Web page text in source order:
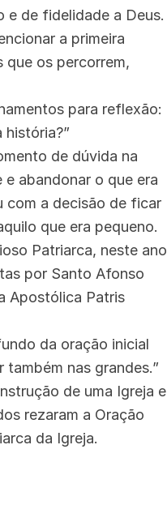
e de fidelidade a Deus.
a primeira
que os percorrem,
para reflexão:
história?”
de dúvida na
abandonar o que era
com a decisão de ficar
que era pequeno.
Patriarca, neste ano
por Santo Afonso
Apostólica Patris
da oração inicial
nas grandes.”
de uma Igreja e
rezaram a Oração
da Igreja.